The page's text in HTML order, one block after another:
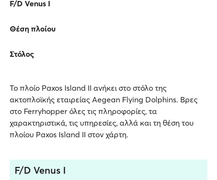
F/D Venus I
Θέση πλοίου
Στόλος
Το πλοίο Paxos Island II ανήκει στο στόλο της
ακτοπλοϊκής εταιρείας Aegean Flying Dolphins. Βρες
στο Ferryhopper όλες τις πληροφορίες, τα
χαρακτηριστικά, τις υπηρεσίες, αλλά και τη θέση του
πλοίου Paxos Island II στον χάρτη.
F/D Venus I